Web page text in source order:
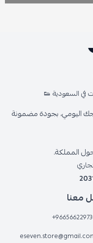
في السعودية 👟
اليومي، بجودة مضمونة
معنا